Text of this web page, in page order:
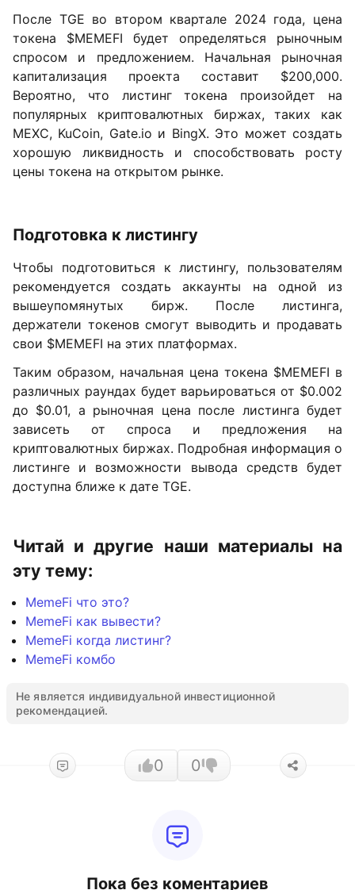
После TGE во втором квартале 2024 года, цена
токена $MEMEFI будет определяться рыночным
спросом и предложением. Начальная рыночная
капитализация проекта составит $200,000.
Вероятно, что листинг токена произойдет на
популярных криптовалютных биржах, таких как
MEXC, KuCoin, Gate.io и BingX. Это может создать
хорошую ликвидность и способствовать росту
цены токена на открытом рынке.
Подготовка к листингу
Чтобы подготовиться к листингу, пользователям
рекомендуется создать аккаунты на одной из
вышеупомянутых бирж. После листинга,
держатели токенов смогут выводить и продавать
свои $MEMEFI на этих платформах.
Таким образом, начальная цена токена $MEMEFI в
различных раундах будет варьироваться от $0.002
до $0.01, а рыночная цена после листинга будет
зависеть от спроса и предложения на
криптовалютных биржах. Подробная информация о
листинге и возможности вывода средств будет
доступна ближе к дате TGE.
Читай и другие наши материалы на
эту тему:
MemeFi что это?
MemeFi как вывести?
MemeFi когда листинг?
MemeFi комбо
Не является индивидуальной инвестиционной
рекомендацией.
0 0
Пока без коментариев